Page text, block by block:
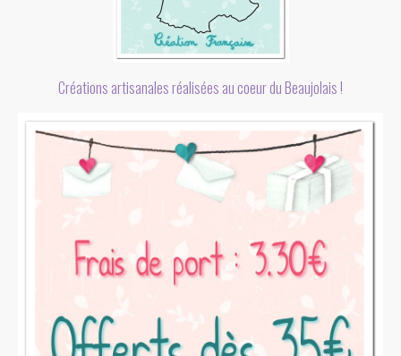
Créations artisanales réalisées au coeur du Beaujolais !